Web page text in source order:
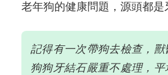
老年狗的健康問題，源頭都是
記得有一次帶狗去檢查，
狗狗牙結石嚴重不處理，